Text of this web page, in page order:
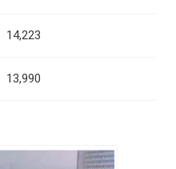
14,223
13,990